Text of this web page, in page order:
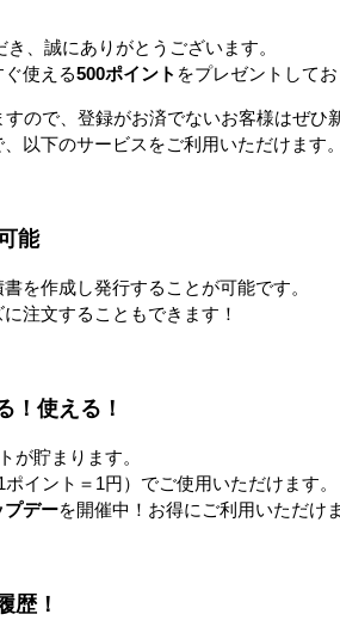
カゴ台車 ネスティ
コンベア
、誠にありがとうございます。
使える500ポイント をプレゼントしてお
ので、登録がお済でないお客様はぜひ
以下のサービスをご利用いただけます。
能
を作成し発行することが可能です。
注文することもできます！
！使える！
が貯まります。
イント＝1円）でご使用いただけます。
プデーを開催中！お得にご利用いただけま
歴！